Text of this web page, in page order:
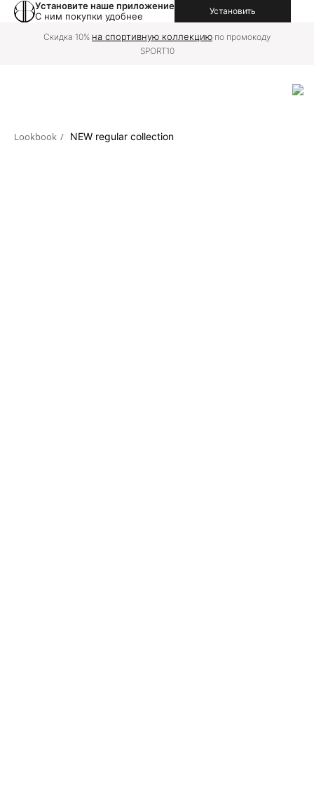
Установите наше приложение
С ним покупки удобнее
Установить
Скидка 10% на спортивную коллекцию по промокоду
SPORT10
Lookbook / NEW regular collection